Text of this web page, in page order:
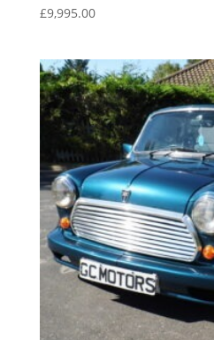
£9,995.00